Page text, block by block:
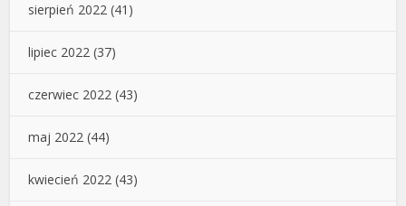
sierpień 2022 (41)
lipiec 2022 (37)
czerwiec 2022 (43)
maj 2022 (44)
kwiecień 2022 (43)